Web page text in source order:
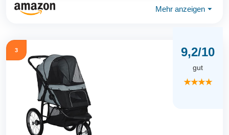
Mehr anzeigen ⏷
3 9,2/10
gut
★★★★